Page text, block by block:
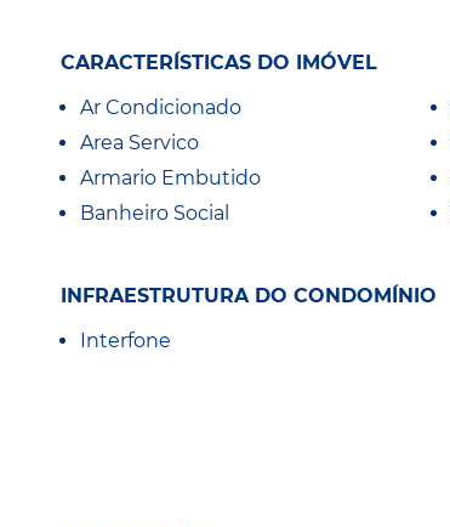
CARACTERÍSTICAS DO IMÓVEL
Ar Condicionado
Area Servico
Armario Embutido
Banheiro Social
INFRAESTRUTURA DO CONDOMÍNIO
Interfone